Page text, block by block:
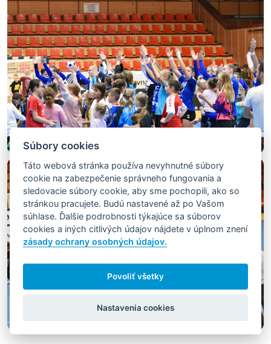
Súbory cookies
Táto webová stránka používa nevyhnutné súbory
cookie na zabezpečenie správneho fungovania a
sledovacie súbory cookie, aby sme pochopili, ako so
stránkou pracujete. Budú nastavené až po Vašom
súhlase. Ďalšie podrobnosti týkajúce sa súborov
cookies a iných citlivých údajov nájdete v úplnom znení
zásady ochrany osobných údajov.
Povoliť všetky
Nastavenia cookies